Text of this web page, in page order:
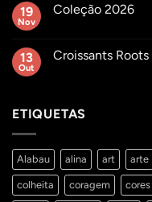
Day
Autódromo
Double
19
Nov
Coleção 2026
Coleção
13
Out
Croissants Roots
Roots
ETIQUETAS
Alabau alina art arte
colheita coragem cores